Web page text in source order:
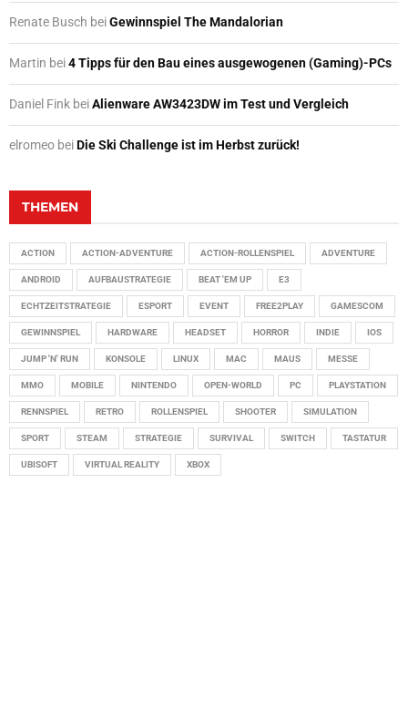
Renate Busch beiGewinnspiel The Mandalorian
Martin bei4 Tipps für den Bau eines ausgewogenen (Gaming)-PCs
Daniel Fink beiAlienware AW3423DW im Test und Vergleich
elromeo beiDie Ski Challenge ist im Herbst zurück!
THEMEN
ACTION ACTION-ADVENTURE ACTION-ROLLENSPIEL ADVENTURE
ANDROID AUFBAUSTRATEGIE BEAT 'EM UP E3
ECHTZEITSTRATEGIE ESPORT EVENT FREE2PLAY GAMESCOM
GEWINNSPIEL HARDWARE HEADSET HORROR INDIE IOS
JUMP 'N' RUN KONSOLE LINUX MAC MAUS MESSE
MMO MOBILE NINTENDO OPEN-WORLD PC PLAYSTATION
RENNSPIEL RETRO ROLLENSPIEL SHOOTER SIMULATION
SPORT STEAM STRATEGIE SURVIVAL SWITCH TASTATUR
UBISOFT VIRTUAL REALITY XBOX